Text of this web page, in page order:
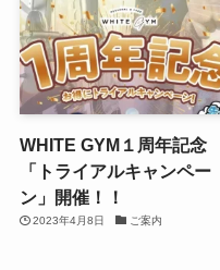
WHITE GYM１周年記念
「トライアルキャンペー
ン」開催！！
2023年4月8日 ご案内